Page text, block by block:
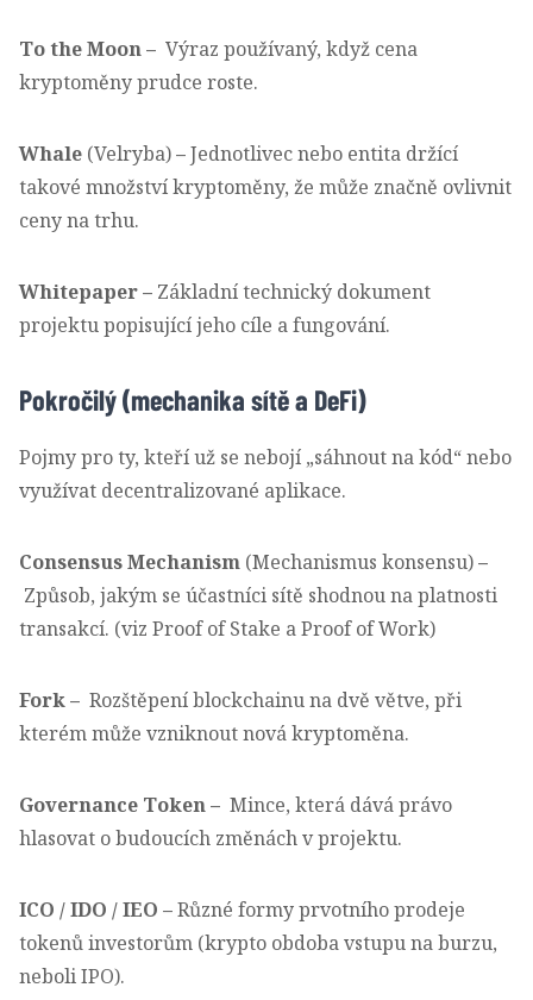
To the Moon– Výraz používaný, když cena
kryptoměny prudce roste.
Whale (Velryba)–Jednotlivec nebo entita držící
takové množství kryptoměny, že může značně ovlivnit
ceny na trhu.
Whitepaper– Základní technický dokument
projektu popisující jeho cíle a fungování.
Pokročilý (mechanika sítě a DeFi)
Pojmy pro ty, kteří už se nebojí „sáhnout na kód“ nebo
využívat decentralizované aplikace.
Consensus Mechanism (Mechanismus konsensu)–
Způsob, jakým se účastníci sítě shodnou na platnosti
transakcí. (viz Proof of Stake a Proof of Work)
Fork– Rozštěpení blockchainu na dvě větve, při
kterém může vzniknout nová kryptoměna.
Governance Token– Mince, která dává právo
hlasovat o budoucích změnách v projektu.
ICO / IDO / IEO –Různé formy prvotního prodeje
tokenů investorům (krypto obdoba vstupu na burzu,
neboli IPO).